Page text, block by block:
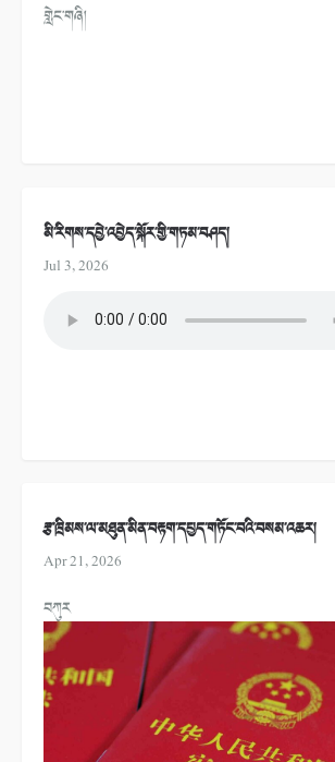
གླེང་གཞི།
མི་རིགས་དབྱེ་འབྱེད་སྐོར་གྱི་གཏམ་བཤད།
Jul 3, 2026
རྩ་ཁྲིམས་ལ་མཐུན་མིན་བརྟག་དཔྱད་གཏོང་བའི་བསམ་འཆར།
Apr 21, 2026
བཀུར